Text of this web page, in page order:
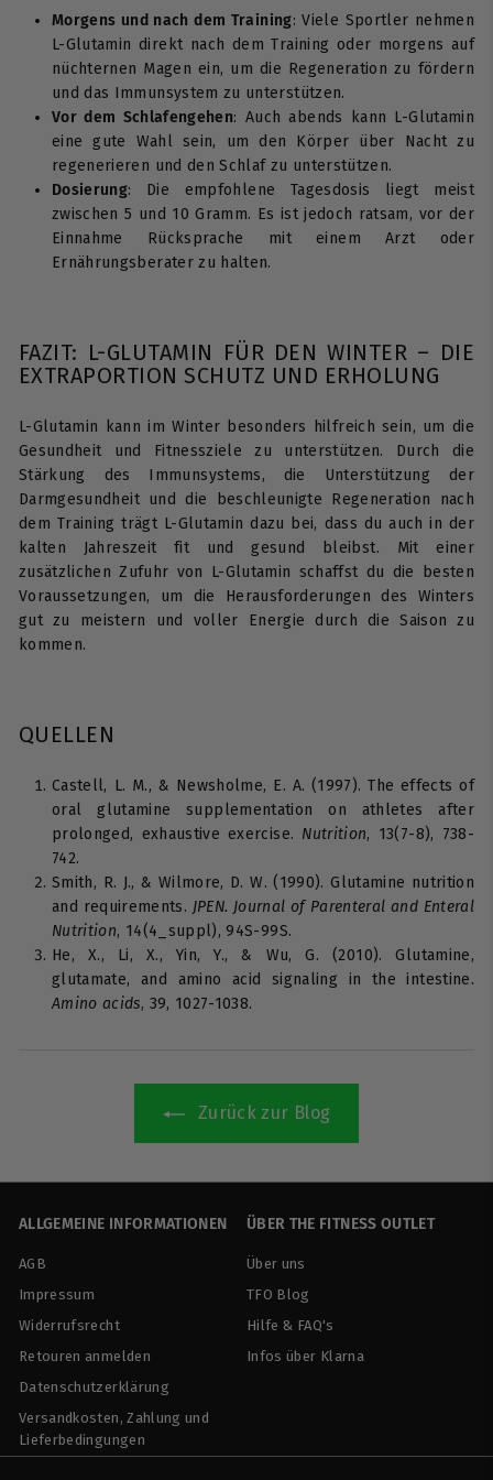
Morgens und nach dem Training: Viele Sportler nehmen
L-Glutamin direkt nach dem Training oder morgens auf
nüchternen Magen ein, um die Regeneration zu fördern
und das Immunsystem zu unterstützen.
Vor dem Schlafengehen: Auch abends kann L-Glutamin
eine gute Wahl sein, um den Körper über Nacht zu
regenerieren und den Schlaf zu unterstützen.
Dosierung: Die empfohlene Tagesdosis liegt meist
zwischen 5 und 10 Gramm. Es ist jedoch ratsam, vor der
Einnahme Rücksprache mit einem Arzt oder
Ernährungsberater zu halten.
FAZIT: L-GLUTAMIN FÜR DEN WINTER – DIE
EXTRAPORTION SCHUTZ UND ERHOLUNG
L-Glutamin kann im Winter besonders hilfreich sein, um die
Gesundheit und Fitnessziele zu unterstützen. Durch die
Stärkung des Immunsystems, die Unterstützung der
Darmgesundheit und die beschleunigte Regeneration nach
dem Training trägt L-Glutamin dazu bei, dass du auch in der
kalten Jahreszeit fit und gesund bleibst. Mit einer
zusätzlichen Zufuhr von L-Glutamin schaffst du die besten
Voraussetzungen, um die Herausforderungen des Winters
gut zu meistern und voller Energie durch die Saison zu
kommen.
QUELLEN
Castell, L. M., & Newsholme, E. A. (1997). The effects of
oral glutamine supplementation on athletes after
prolonged, exhaustive exercise. Nutrition, 13(7-8), 738-
742.
Smith, R. J., & Wilmore, D. W. (1990). Glutamine nutrition
and requirements. JPEN. Journal of Parenteral and Enteral
Nutrition, 14(4_suppl), 94S-99S.
He, X., Li, X., Yin, Y., & Wu, G. (2010). Glutamine,
glutamate, and amino acid signaling in the intestine.
Amino acids, 39, 1027-1038.
Zurück zur Blog
ALLGEMEINE INFORMATIONEN
AGB
Impressum
Widerrufsrecht
Retouren anmelden
Datenschutzerklärung
Versandkosten, Zahlung und
Lieferbedingungen
ÜBER THE FITNESS OUTLET
Über uns
TFO Blog
Hilfe & FAQ's
Infos über Klarna